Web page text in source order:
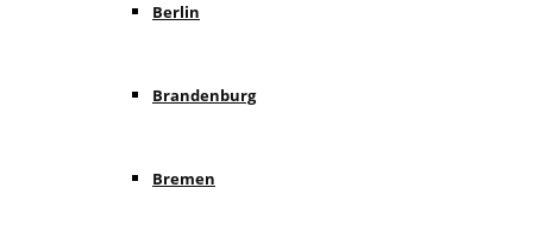
Berlin
Brandenburg
Bremen